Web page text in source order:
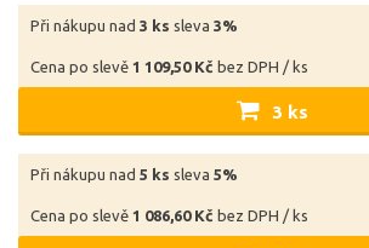
Při nákupu nad 3 ks sleva 3%
Cena po slevě 1 109,50 Kč bez DPH / ks
3 ks
Při nákupu nad 5 ks sleva 5%
Cena po slevě 1 086,60 Kč bez DPH / ks